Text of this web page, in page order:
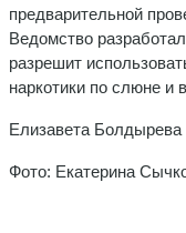
предварительной
Ведомство
разрешит
наркотики по слюне и
Елизавета Болдырева
Фото: Екатерина